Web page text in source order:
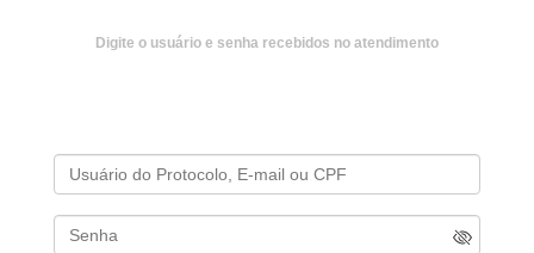
Digite o usuário e senha recebidos no atendimento